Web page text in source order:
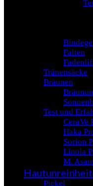
Falten
Tränensäcke
Bräunen
Test und
CeraVe
Haka
Sorion
Linola
M.
Pickel